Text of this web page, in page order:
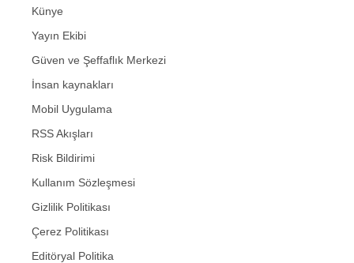
Künye
Yayın Ekibi
Güven ve Şeffaflık Merkezi
İnsan kaynakları
Mobil Uygulama
RSS Akışları
Risk Bildirimi
Kullanım Sözleşmesi
Gizlilik Politikası
Çerez Politikası
Editöryal Politika